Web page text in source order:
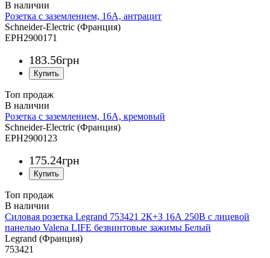
Розетка с заземлением, 16A, антрацит
Schneider-Electric (Франция)
EPH2900171
183.56грн
Топ продаж
Розетка с заземлением, 16A, кремовый
Schneider-Electric (Франция)
EPH2900123
175.24грн
Топ продаж
Силовая розетка Legrand 753421 2К+З 16А 250В с лицевой
панелью Valena LIFE безвинтовые зажимы Белый
Legrand (Франция)
753421